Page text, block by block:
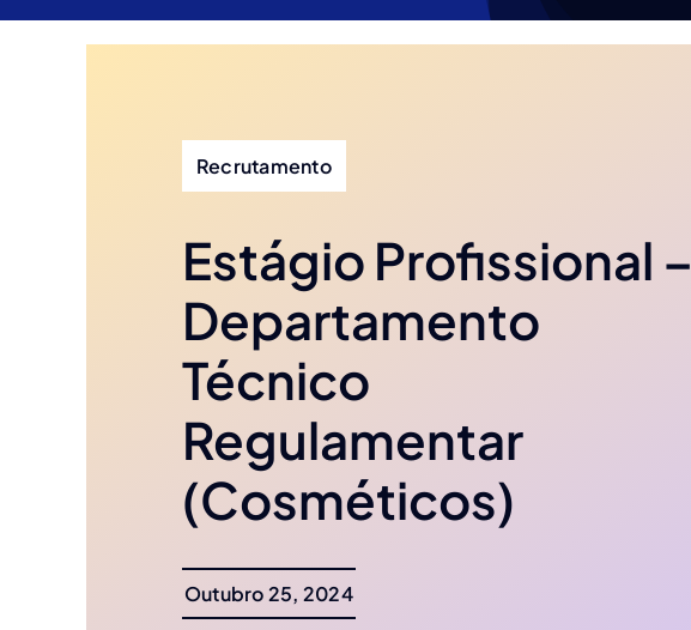
Recrutamento
Estágio Profissional –
Departamento
Técnico
Regulamentar
(Cosméticos)
Outubro 25, 2024